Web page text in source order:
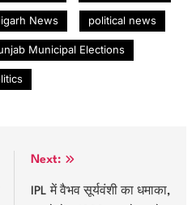
News political news
Municipal Elections
Next:
IPL में वैभव सूर्यवंशी का धमाका,